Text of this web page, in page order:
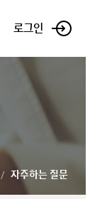
로그인
/ 자주하는 질문